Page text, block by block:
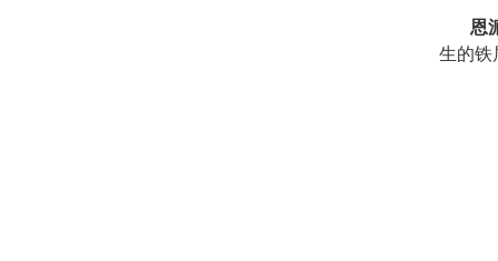
恩
生的铁